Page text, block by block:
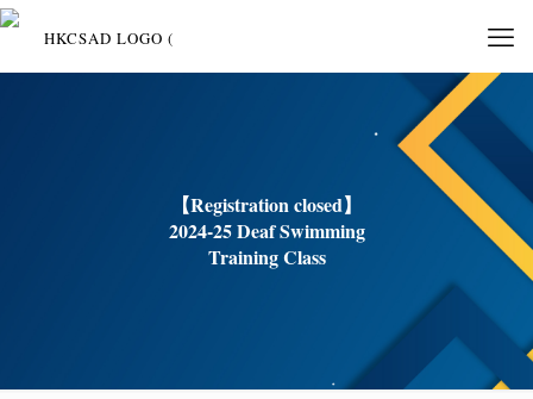
【Registration closed】
2024-25 Deaf Swimming
Training Class